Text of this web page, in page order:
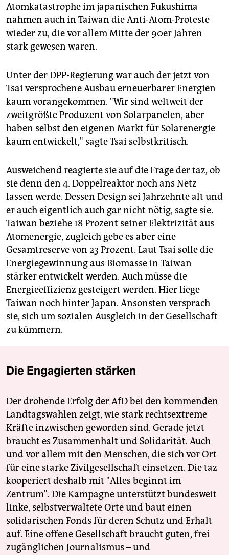
Atomkatastrophe im japanischen Fukushima
nahmen auch in Taiwan die Anti-Atom-Proteste
wieder zu, die vor allem Mitte der 90er Jahren
stark gewesen waren.
Unter der DPP-Regierung war auch der jetzt von
Tsai versprochene Ausbau erneuerbarer Energien
kaum vorangekommen. "Wir sind weltweit der
zweitgrößte Produzent von Solarpanelen, aber
haben selbst den eigenen Markt für Solarenergie
kaum entwickelt," sagte Tsai selbstkritisch.
Ausweichend reagierte sie auf die Frage der taz, ob
sie denn den 4. Doppelreaktor noch ans Netz
lassen werde. Dessen Design sei Jahrzehnte alt und
er auch eigentlich auch gar nicht nötig, sagte sie.
Taiwan beziehe 18 Prozent seiner Elektrizität aus
Atomenergie, zugleich gebe es aber eine
Gesamtreserve von 23 Prozent. Laut Tsai solle die
Energiegewinnung aus Biomasse in Taiwan
stärker entwickelt werden. Auch müsse die
Energieeffizienz gesteigert werden. Hier liege
Taiwan noch hinter Japan. Ansonsten versprach
sie, sich um sozialen Ausgleich in der Gesellschaft
zu kümmern.
Die Engagierten stärken
Der drohende Erfolg der AfD bei den kommenden
Landtagswahlen zeigt, wie stark rechtsextreme
Kräfte inzwischen geworden sind. Gerade jetzt
braucht es Zusammenhalt und Solidarität. Auch
und vor allem mit den Menschen, die sich vor Ort
für eine starke Zivilgesellschaft einsetzen. Die taz
kooperiert deshalb mit "Alles beginnt im
Zentrum". Die Kampagne unterstützt bundesweit
linke, selbstverwaltete Orte und baut einen
solidarischen Fonds für deren Schutz und Erhalt
auf. Eine offene Gesellschaft braucht guten, frei
zugänglichen Journalismus – und